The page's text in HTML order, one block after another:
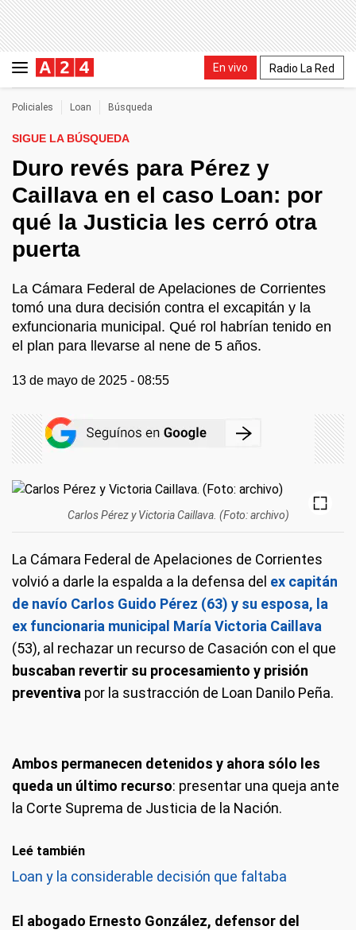
En vivo Radio La Red
Policiales Loan Búsqueda
SIGUE LA BÚSQUEDA
Duro revés para Pérez y
Caillava en el caso Loan: por
qué la Justicia les cerró otra
puerta
La Cámara Federal de Apelaciones de Corrientes
tomó una dura decisión contra el excapitán y la
exfuncionaria municipal. Qué rol habrían tenido en
el plan para llevarse al nene de 5 años.
13 de mayo de 2025 - 08:55
Carlos Pérez y Victoria Caillava. (Foto: archivo)
La Cámara Federal de Apelaciones de Corrientes
volvió a darle la espalda a la defensa del ex capitán
de navío Carlos Guido Pérez (63) y su esposa, la
ex funcionaria municipal María Victoria Caillava
(53), al rechazar un recurso de Casación con el que
buscaban revertir su procesamiento y prisión
preventiva por la sustracción de Loan Danilo Peña.
Ambos permanecen detenidos y ahora sólo les
queda un último recurso: presentar una queja ante
la Corte Suprema de Justicia de la Nación.
Leé también
Loan y la considerable decisión que faltaba
El abogado Ernesto González, defensor del